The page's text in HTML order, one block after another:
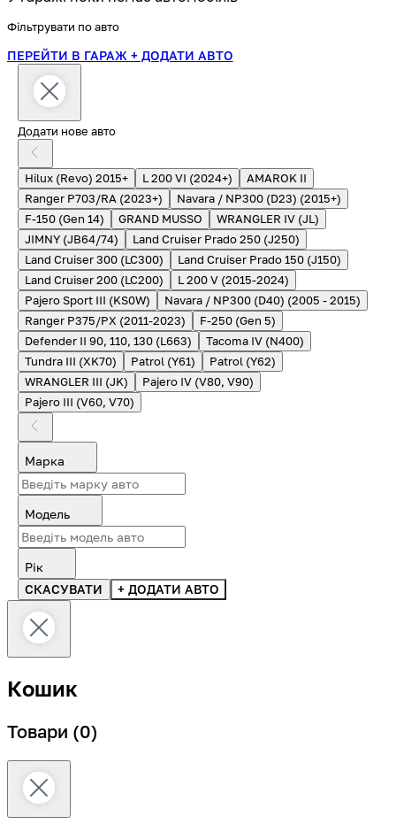
Фільтрувати по авто
ПЕРЕЙТИ В ГАРАЖ + ДОДАТИ АВТО
Додати нове авто
Hilux (Revo) 2015+ L 200 VI (2024+)
AMAROK II
Ranger P703/RA (2023+)
Navara / NP300 (D23) (2015+)
F-150 (Gen 14)
GRAND MUSSO
WRANGLER IV (JL)
JIMNY (JB64/74)
Land Cruiser Prado 250 (J250)
Land Cruiser 300 (LC300)
Land Cruiser Prado 150 (J150)
Land Cruiser 200 (LC200)
L 200 V (2015-2024)
Pajero Sport III (KS0W)
Navara / NP300 (D40) (2005 - 2015)
Ranger P375/PX (2011-2023)
F-250 (Gen 5)
Defender II 90, 110, 130 (L663)
Tacoma IV (N400)
Tundra III (XK70)
Patrol (Y61)
Patrol (Y62)
WRANGLER III (JK)
Pajero IV (V80, V90)
Pajero III (V60, V70)
Марка
Модель
Рік
СКАСУВАТИ
+ ДОДАТИ АВТО
Кошик
Товари (0)